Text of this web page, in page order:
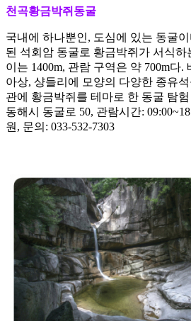
천곡황금박쥐동굴
국내에 하나뿐인, 도심에 있는 동굴
된 석회암 동굴로 황금박쥐가 서식하
이는 1400m, 관람 구역은 약 700m다.
아상, 샹들리에 모양의 다양한 종유
관에 황금박쥐를 테마로 한 동굴 탐
동해시 동굴로 50, 관람시간:
원, 문의: 033-532-7303